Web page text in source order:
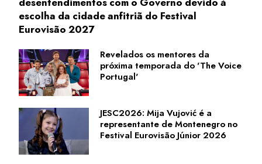
escolha da cidade anfitriã do Festival
Eurovisão 2027
Revelados os mentores da
próxima temporada do 'The Voice
Portugal'
JESC2026: Mija Vujović é a
representante de Montenegro no
Festival Eurovisão Júnior 2026